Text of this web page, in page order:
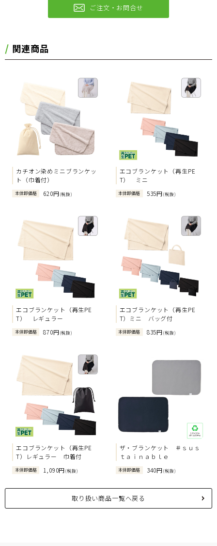
ご注文・お問合せ
関連商品
カチオン染めミニブランケッ
ト（巾着付）
本体卸価格 620円(税抜)
エコブランケット（再生PE
T） ミニ
本体卸価格 535円(税抜)
エコブランケット（再生PE
T） レギュラー
本体卸価格 870円(税抜)
エコブランケット（再生PE
T）ミニ バッグ付
本体卸価格 835円(税抜)
エコブランケット（再生PE
T）レギュラー 巾着付
本体卸価格 1,090円(税抜)
ザ・ブランケット ＃ｓｕｓ
ｔａｉｎａｂｌｅ
本体卸価格 340円(税抜)
取り扱い商品一覧へ戻る